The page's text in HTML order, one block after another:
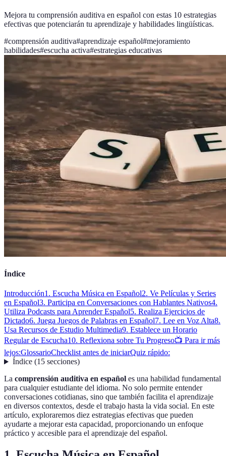
Mejora tu comprensión auditiva en español con estas 10 estrategias
efectivas que potenciarán tu aprendizaje y habilidades lingüísticas.
#comprensión auditiva#aprendizaje español#mejoramiento
habilidades#escucha activa#estrategias educativas
Índice
Introducción1. Escucha Música en Español2. Ve Películas y Series
en Español3. Participa en Conversaciones con Hablantes Nativos4.
Utiliza Podcasts para Aprender Español5. Realiza Ejercicios de
Dictado6. Juega Juegos de Palabras en Español7. Lee en Voz Alta8.
Usa Recursos de Estudio Multimedia9. Establece un Horario
Regular de Escucha10. Reflexiona sobre Tu Progreso📺 Para ir más
lejos:GlossarioChecklist antes de iniciarQuiz rápido:
Índice(15 secciones)
La comprensión auditiva en español es una habilidad fundamental
para cualquier estudiante del idioma. No solo permite entender
conversaciones cotidianas, sino que también facilita el aprendizaje
en diversos contextos, desde el trabajo hasta la vida social. En este
artículo, exploraremos diez estrategias efectivas que pueden
ayudarte a mejorar esta capacidad, proporcionando un enfoque
práctico y accesible para el aprendizaje del español.